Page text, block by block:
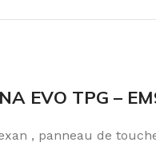
EVO TPG –
, panneau de